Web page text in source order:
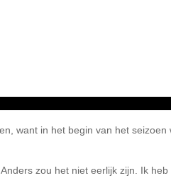
want in het begin van het seizoen
zou het niet eerlijk zijn. Ik